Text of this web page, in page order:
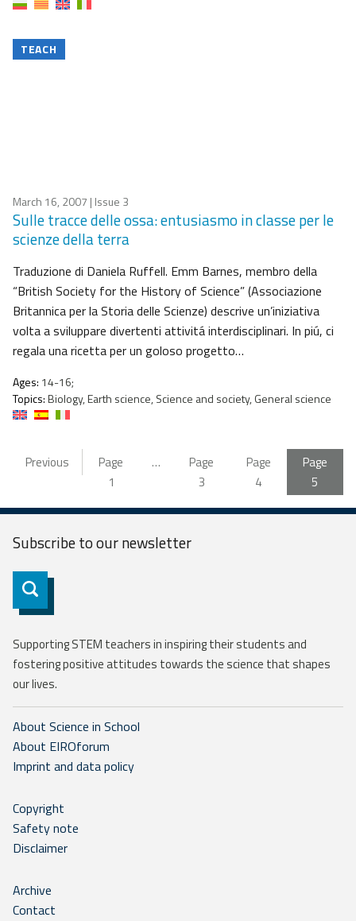
TEACH
March 16, 2007 | Issue 3
Sulle tracce delle ossa: entusiasmo in classe per le
scienze della terra
Traduzione di Daniela Ruffell. Emm Barnes, membro della
“British Society for the History of Science” (Associazione
Britannica per la Storia delle Scienze) descrive un’iniziativa
volta a sviluppare divertenti attivitá interdisciplinari. In piú, ci
regala una ricetta per un goloso progetto…
Ages: 14-16;
Topics:Biology, Earth science, Science and society, General science
Previous
Page
1
…
Page
3
Page
4
Page
5
Subscribe to ournewsletter
Subscribe
Supporting STEM teachers in inspiring their students and
fostering positive attitudes towards the science that shapes
our lives.
About Science in School
About EIROforum
Imprint and data policy
Copyright
Safety note
Disclaimer
Archive
Contact